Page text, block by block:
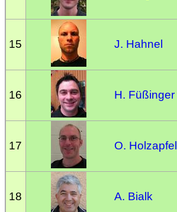
15 J. Hahnel
16 H. Füßinger
17 O. Holzapfel
18 A. Bialk